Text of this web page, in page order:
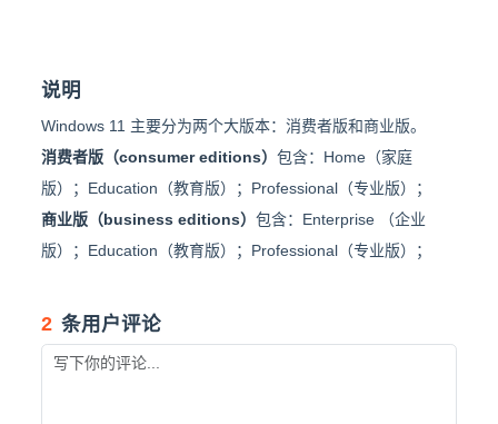
说明
Windows 11 主要分为两个大版本：消费者版和商业版。
消费者版（consumer editions） 包含：Home（家庭
版）；Education（教育版）；Professional（专业版）；
商业版（business editions） 包含：Enterprise （企业
版）；Education（教育版）；Professional（专业版）；
2 条用户评论